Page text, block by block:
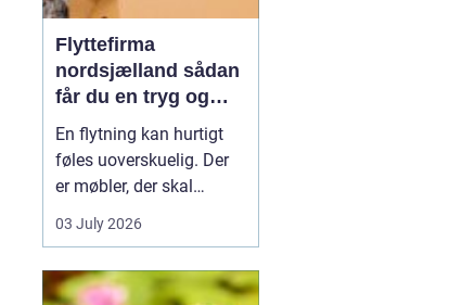
Flyttefirma
nordsjælland sådan
får du en tryg og
effektiv flytning
En flytning kan hurtigt
føles uoverskuelig. Der
er møbler, der skal
bæres, kasser der skal
pakkes, og ofte en stram
Mange i Nordsjælland
03 July 2026